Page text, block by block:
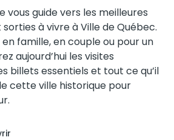
vous guide vers les meilleures
à vivre à Ville de Québec.
famille, en couple ou pour un
aujourd’hui les visites
billets essentiels et tout ce qu’il
cette ville historique pour